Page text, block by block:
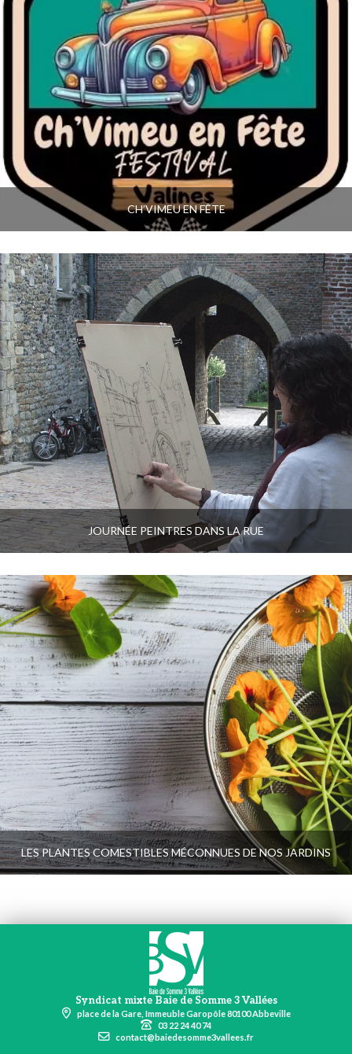
CH’VIMEU EN FÊTE
JOURNÉE PEINTRES DANS LA RUE
LES PLANTES COMESTIBLES MÉCONNUES DE NOS JARDINS
Syndicat mixte Baie de Somme 3 Vallées
place de la Gare, Immeuble Garopôle 80100 Abbeville
03 22 24 40 74
contact@baiedesomme3vallees.fr